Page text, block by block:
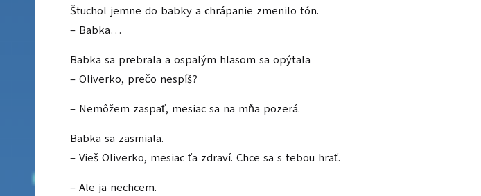
Štuchol jemne do babky a chrápanie zmenilo tón.
– Babka…
Babka sa prebrala a ospalým hlasom sa opýtala
– Oliverko, prečo nespíš?
– Nemôžem zaspať, mesiac sa na mňa pozerá.
Babka sa zasmiala.
– Vieš Oliverko, mesiac ťa zdraví. Chce sa s tebou hrať.
– Ale ja nechcem.